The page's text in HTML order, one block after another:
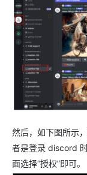
然后，如下图所示
者是登录 discord
面选择“授权”即可。